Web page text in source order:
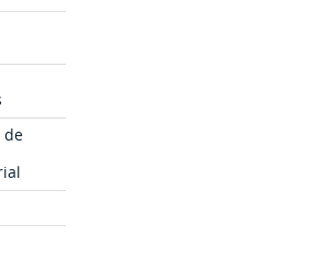
de